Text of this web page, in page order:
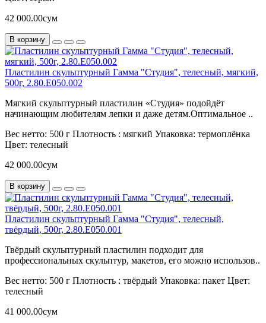
42 000.00сум
В корзину
Пластилин скульптурный Гамма "Студия", телесный, мягкий,
500г, 2.80.Е050.002
Мягкий скульптурный пластилин «Студия» подойдёт
начинающим любителям лепки и даже детям.Оптимальное ..
Вес нетто: 500 г Плотность : мягкий Упаковка: термоплёнка
Цвет: телесный
42 000.00сум
В корзину
Пластилин скульптурный Гамма "Студия", телесный,
твёрдый, 500г, 2.80.Е050.001
Твёрдый скульптурный пластилин подходит для
профессиональных скульптур, макетов, его можно использов..
Вес нетто: 500 г Плотность : твёрдый Упаковка: пакет Цвет:
телесный
41 000.00сум